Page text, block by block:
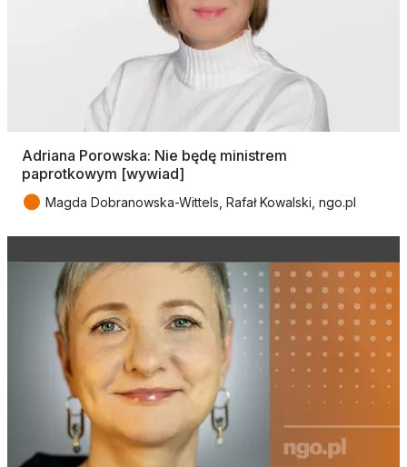
Adriana Porowska: Nie będę ministrem
paprotkowym [wywiad]
● Magda Dobranowska-Wittels, Rafał Kowalski, ngo.pl